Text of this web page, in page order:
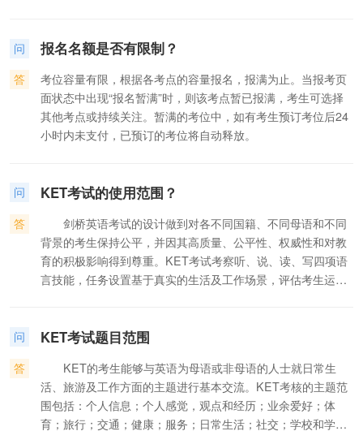
问 报名名额是否有限制？
答
考位容量有限，根据各考点的容量报名，报满为止。当报考页
面状态中出现“报名暂满”时，则该考点暂已报满，考生可选择
其他考点或持续关注。暂满的考位中，如有考生预订考位后24
小时内未支付，已预订的考位将自动释放。
问 KET考试的使用范围？
答
剑桥英语考试的设计做到对各不同国籍、不同母语和不同
背景的考生保持公平，并因其高质量、公平性、权威性和对教
育的积极影响得到尊重。KET考试考察听、说、读、写四项语
言技能，任务设置基于真实的生活及工作场景，评估考生运用
试的达到80个国家。这两项考试已被超过350家世界范围的企
（Simens），KPMG，可口可乐（Coca-Cola），大电报局
（Cable and Wireless）等。 · 希腊政府认可剑桥通用五级
证书考试（KET,PET,FCE,CAE,CPE）,BEC及雅思考试，并
将其作为政府工作人员的语言标准，其中包括2004年雅典奥运
问 KET考试题目范围
答
KET的考生能够与英语为母语或非母语的人士就日常生
活、旅游及工作方面的主题进行基本交流。KET考核的主题范
围包括：个人信息；个人感觉，观点和经历；业余爱好；体
育；旅行；交通；健康；服务；日常生活；社交；学校和学